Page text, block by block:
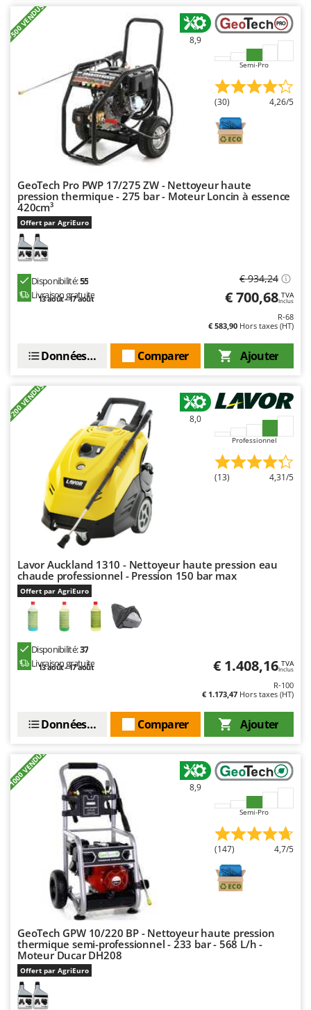
Tre Spade
Trev - Abrek - TecnoVIR
Troy-Bilt
Unger
V
Verdemax
Vesco
Volpi
W
Weber
Wolf Garten
Worx
Y Yard Force
Zanon
Zephir
ZGrills
Zodiac
Zomax
+500 VENDUS 8,9
Semi-Pro
(30) 4,26/5
GeoTech Pro PWP 17/275 ZW - Nettoyeur haute
pression thermique - 275 bar - Moteur Loncin à essence
420cm³
Offert par AgriEuro
Disponibilité:55
Livraison gratuite
13 août - 17 août
€ 934,24
€ 700,68 TVA
Inclus
R-68
€ 583,90 Hors taxes (HT)
Ajouter
Comparer
Données techniques
+200 VENDUS 8,0
Professionnel
(13) 4,31/5
Lavor Auckland 1310 - Nettoyeur haute pression eau
chaude professionnel - Pression 150 bar max
Offert par AgriEuro
Disponibilité:37
Livraison gratuite
13 août - 17 août € 1.408,16 TVA
Inclus
R-100
€ 1.173,47 Hors taxes (HT)
Ajouter
Comparer
Données techniques
+1000 VENDUS 8,9
Semi-Pro
(147) 4,7/5
GeoTech GPW 10/220 BP - Nettoyeur haute pression
thermique semi-professionnel - 233 bar - 568 L/h -
Moteur Ducar DH208
Offert par AgriEuro